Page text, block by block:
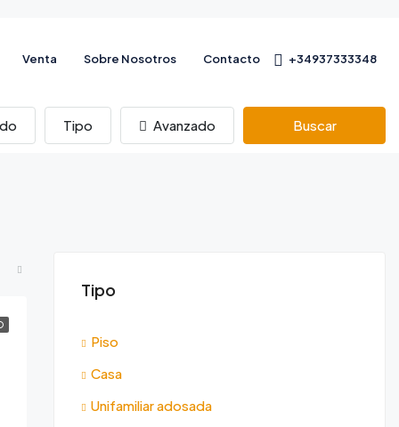
Venta Sobre Nosotros Contacto +34937333348
Tipo Avanzado Buscar
Tipo
Piso
Casa
Unifamiliar adosada